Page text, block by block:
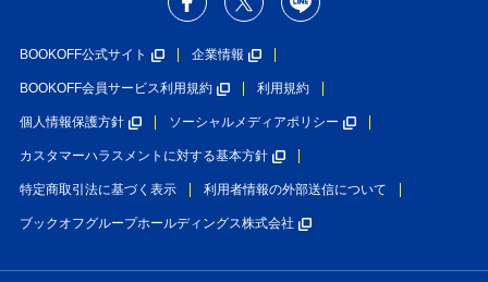
BOOKOFF公式サイト 企業情報
BOOKOFF会員サービス利用規約 利用規約
個人情報保護方針 ソーシャルメディアポリシー
カスタマーハラスメントに対する基本方針
特定商取引法に基づく表示 利用者情報の外部送信について
ブックオフグループホールディングス株式会社